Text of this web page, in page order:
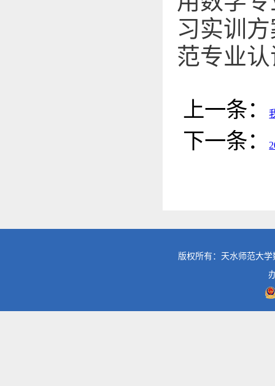
习实训
范专业
上一条：
下一条：
版权所有：天水师范大学